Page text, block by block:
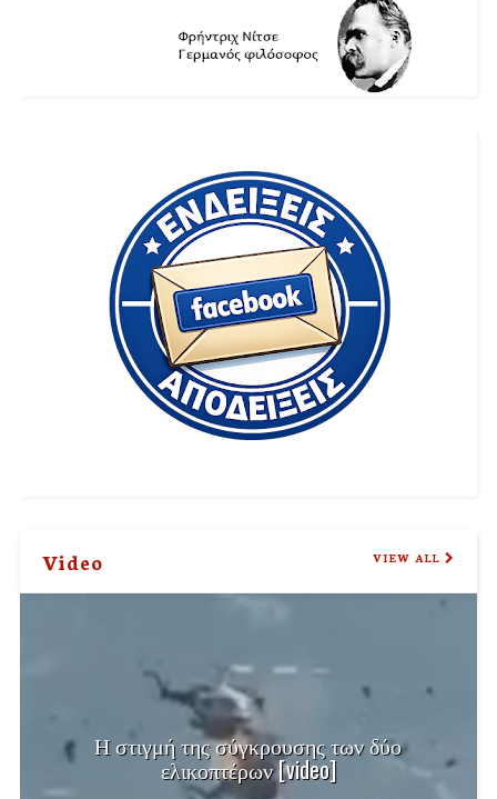
Video VIEW ALL
Η στιγμή της σύγκρουσης των δύο
ελικοπτέρων [video]